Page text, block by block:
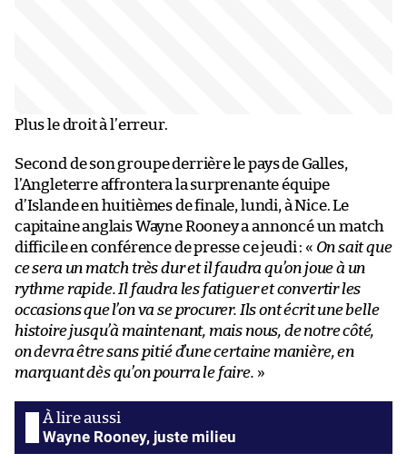
Plus le droit à l’erreur.
Second de son groupe derrière le pays de Galles,
l’Angleterre affrontera la surprenante équipe
d’Islande en huitièmes de finale, lundi, à Nice. Le
capitaine anglais Wayne Rooney a annoncé un match
difficile en conférence de presse ce jeudi : « On sait que
ce sera un match très dur et il faudra qu’on joue à un
rythme rapide. Il faudra les fatiguer et convertir les
occasions que l’on va se procurer. Ils ont écrit une belle
histoire jusqu’à maintenant, mais nous, de notre côté,
on devra être sans pitié d’une certaine manière, en
marquant dès qu’on pourra le faire. »
Wayne Rooney, juste milieu